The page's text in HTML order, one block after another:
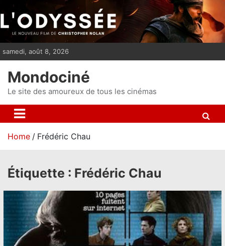
i
p
n
t
samedi, août 8, 2026
Mondociné
Le site des amoureux de tous les cinémas
Home Frédéric Chau
Étiquette : Frédéric Chau